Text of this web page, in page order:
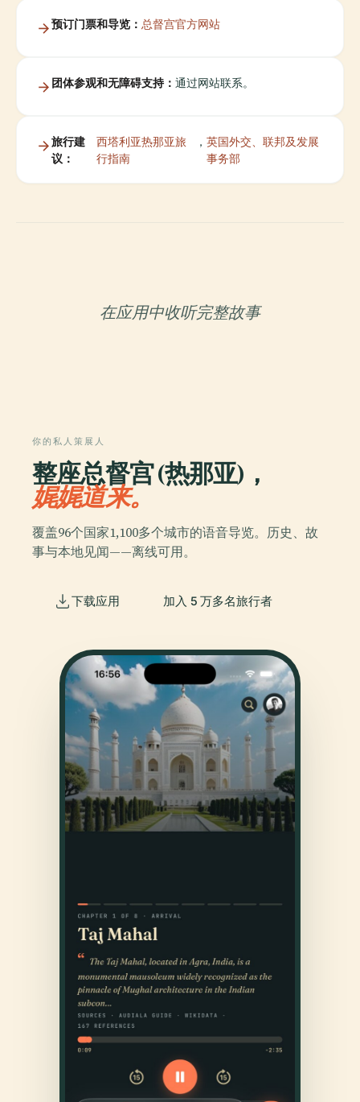
预订门票和导览： 总督宫官方网站
团体参观和无障碍支持： 通过网站联系。
旅行建
议：
西塔利亚热那亚旅
行指南
，英国外交、联邦及发展
事务部
在应用中收听完整故事
你的私人策展人
整座总督宫 (热那亚)，
娓娓道来。
覆盖96个国家1,100多个城市的语音导览。历史、故
事与本地见闻——离线可用。
下载应用 加入 5 万多名旅行者